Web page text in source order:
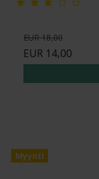
EUR 18,00
EUR 14,00
Myynti